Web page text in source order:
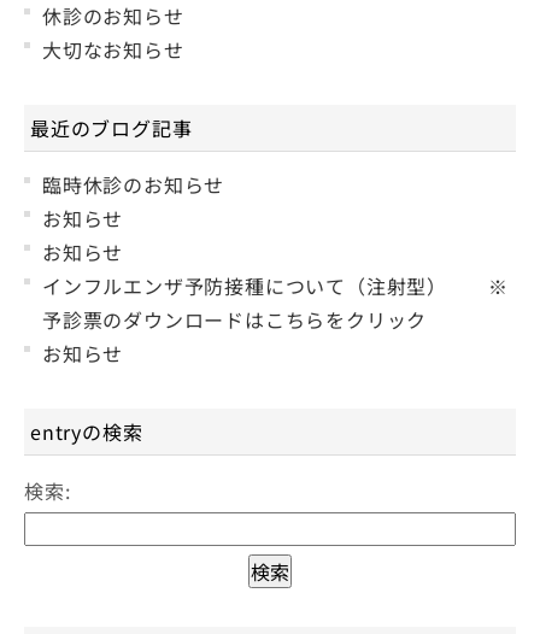
休診のお知らせ
大切なお知らせ
最近のブログ記事
臨時休診のお知らせ
お知らせ
お知らせ
インフルエンザ予防接種について（注射型） ※
予診票のダウンロードはこちらをクリック
お知らせ
entryの検索
検索: